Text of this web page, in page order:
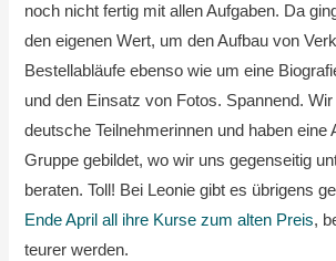
noch nicht fertig mit allen Aufgaben. Da
den eigenen Wert, um den Aufbau von
Bestellabläufe ebenso wie um eine
und den Einsatz von Fotos. Spannend.
deutsche Teilnehmerinnen und haben eine
Gruppe gebildet, wo wir uns gegenseitig
beraten. Toll! Bei Leonie gibt es übrigens
Ende April all ihre Kurse zum alten Preis,
teurer werden.